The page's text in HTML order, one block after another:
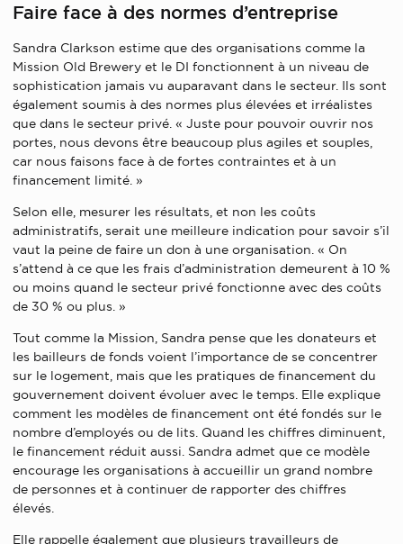
Faire face à des normes d’entreprise
Sandra Clarkson estime que des organisations comme la
Mission Old Brewery et le DI fonctionnent à un niveau de
sophistication jamais vu auparavant dans le secteur. Ils sont
également soumis à des normes plus élevées et irréalistes
que dans le secteur privé. « Juste pour pouvoir ouvrir nos
portes, nous devons être beaucoup plus agiles et souples,
car nous faisons face à de fortes contraintes et à un
financement limité. »
Selon elle, mesurer les résultats, et non les coûts
administratifs, serait une meilleure indication pour savoir s’il
vaut la peine de faire un don à une organisation. « On
s’attend à ce que les frais d’administration demeurent à 10 %
ou moins quand le secteur privé fonctionne avec des coûts
de 30 % ou plus. »
Tout comme la Mission, Sandra pense que les donateurs et
les bailleurs de fonds voient l’importance de se concentrer
sur le logement, mais que les pratiques de financement du
gouvernement doivent évoluer avec le temps. Elle explique
comment les modèles de financement ont été fondés sur le
nombre d’employés ou de lits. Quand les chiffres diminuent,
le financement réduit aussi. Sandra admet que ce modèle
encourage les organisations à accueillir un grand nombre
de personnes et à continuer de rapporter des chiffres
élevés.
Elle rappelle également que plusieurs travailleurs de